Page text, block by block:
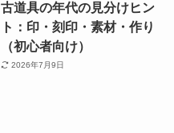
古道具の年代の見分けヒン
ト：印・刻印・素材・作り
（初心者向け）
2026年7月9日